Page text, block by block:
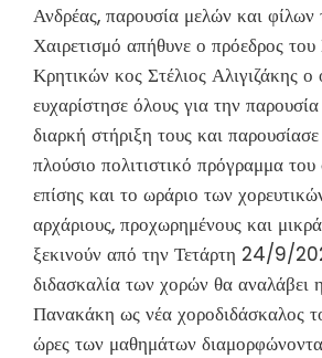
Ανδρέας, παρουσία μελών και φίλων
Χαιρετισμό απήθυνε ο πρόεδρος
Κρητικών κος Στέλιος Αλιγιζάκης ο
ευχαρίστησε όλους για την
διαρκή στήριξη τους και
πλούσιο πολιτιστικό πρόγραμμα
επίσης και το ωράριο των
αρχάριους, προχωρημένους και
ξεκινούν από την Τετάρτη 24/9/
διδασκαλία των χορών θα αναλάβει
Πανακάκη ως νέα χοροδιδάσκαλος
ώρες των μαθημάτων